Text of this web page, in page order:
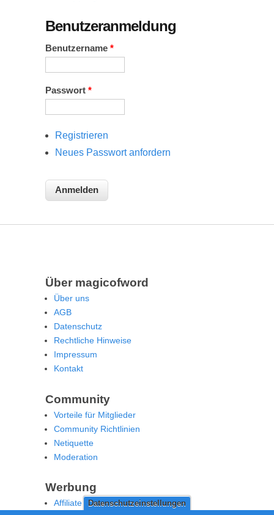
Datenschutzeinstellungen
Benutzeranmeldung
Benutzername *
Passwort *
Registrieren
Neues Passwort anfordern
Über magicofword
Über uns
AGB
Datenschutz
Rechtliche Hinweise
Impressum
Kontakt
Community
Vorteile für Mitglieder
Community Richtlinien
Netiquette
Moderation
Werbung
Affiliate Offenlegung